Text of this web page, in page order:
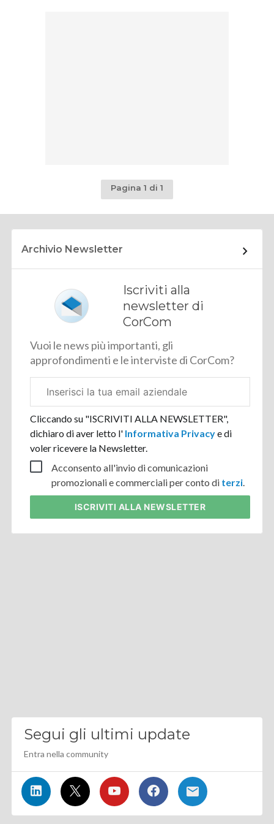
Pagina 1 di 1
Archivio Newsletter
Iscriviti alla
newsletter di
CorCom
Vuoi le news più importanti, gli
approfondimenti e le interviste di CorCom?
aziendale
Cliccando su "ISCRIVITI ALLA NEWSLETTER",
dichiaro di aver letto l' Informativa Privacye di
voler ricevere la Newsletter.
Acconsento all'invio di comunicazioni
promozionali e commerciali per conto di terzi.
ISCRIVITI ALLA NEWSLETTER
Segui gli ultimi update
Entra nella community